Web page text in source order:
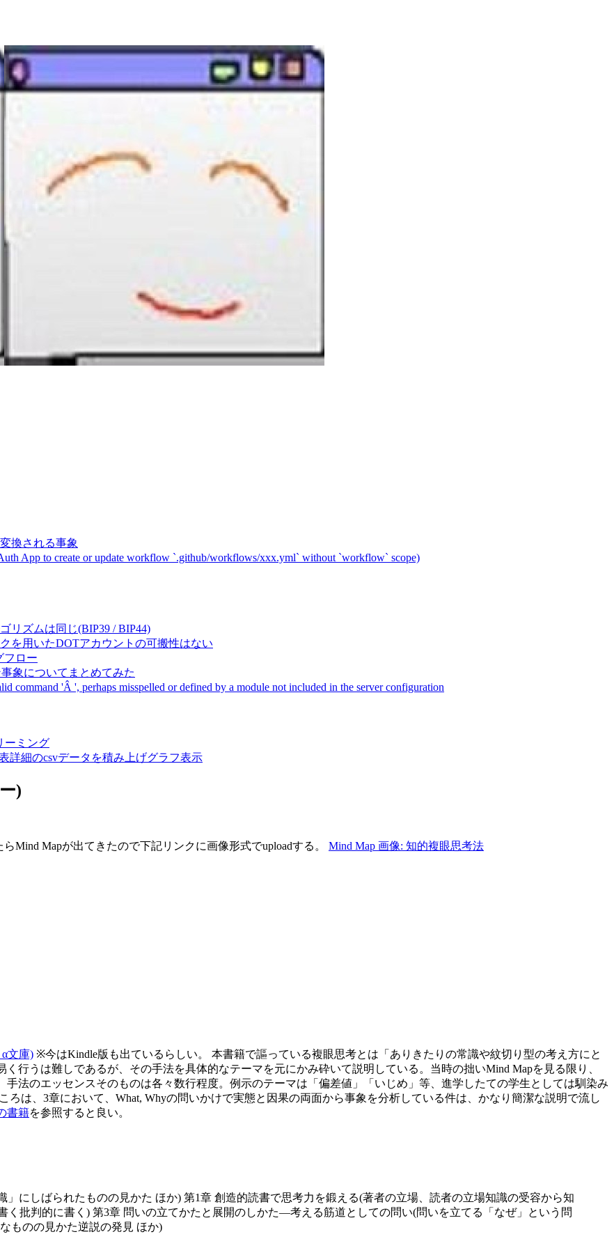
換される事象
App to create or update workflow `.github/workflows/xxx.yml` without `workflow` scope)
リズムは同じ(BIP39 / BIP44)
クを用いたDOTアカウントの可搬性はない
フロー
象についてまとめてみた
'Â ', perhaps misspelled or defined by a module not included in the server configuration
ーミング
詳細のcsvデータを積み上げグラフ表示
)
Mind Mapが出てきたので下記リンクに画像形式でuploadする。 Mind Map 画像: 知的複眼思考法
文庫) ※今はKindle版も出ているらしい。 本書籍で謳っている複眼思考とは「ありきたりの常識や紋切り型の考え方にと
行うは難しであるが、その手法を具体的なテーマを元にかみ砕いて説明している。当時の拙いMind Mapを見る限り、
法のエッセンスそのものは各々数行程度。例示のテーマは「偏差値」「いじめ」等、進学したての学生としては馴染み
は、3章において、What, Whyの問いかけで実態と因果の両面から事象を分析している件は、かなり簡潔な説明で流し
書籍を参照すると良い。
にしばられたものの見かた ほか) 第1章 創造的読書で思考力を鍛える(著者の立場、読者の立場知識の受容から知
く批判的に書く) 第3章 問いの立てかたと展開のしかた―考える筋道としての問い(問いを立てる「なぜ」という問
ものの見かた逆説の発見 ほか)